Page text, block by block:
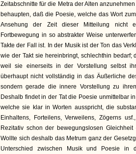
Zeitabschnitte für die Metra der Alten
behaupten, daß die Poesie, welche das Wort
Ansehung der Zeit dieser Mitteilung nicht
Fortbewegung in so abstrakter Weise
Takte der Fall ist. In der Musik ist der Ton das
wie der Takt sie hereinbringt, schlechthin bedarf;
weil sie einerseits in der Vorstellung selbst
überhaupt nicht vollständig in das Äußerliche
sondern gerade die innere Vorstellung zu
Deshalb findet in der Tat die Poesie unmittelbar
welche sie klar in Worten ausspricht, die
Einhaltens, Forteilens, Verweilens, Zögerns
Rezitativ schon der bewegungslosen
Wollte sich deshalb das Metrum ganz der
Unterschied zwischen Musik und Poesie in